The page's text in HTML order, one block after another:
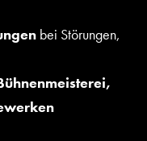
bei Störungen,